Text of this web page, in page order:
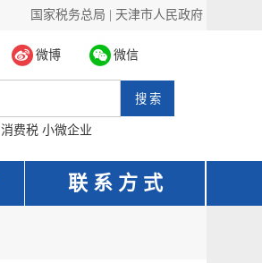
国家税务总局 天津市人民政府
微博 微信
消费税 小微企业
联 系 方 式